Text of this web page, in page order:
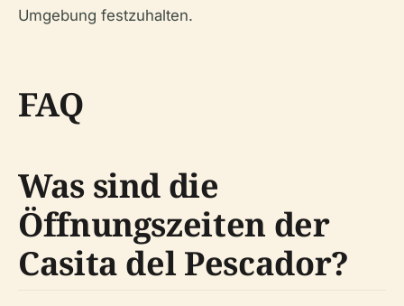
Umgebung festzuhalten.
FAQ
Was sind die
Öffnungszeiten der
Casita del Pescador?